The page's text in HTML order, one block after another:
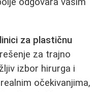
za plastičnu
za trajno
izbor hirurga i
očekivanjima,